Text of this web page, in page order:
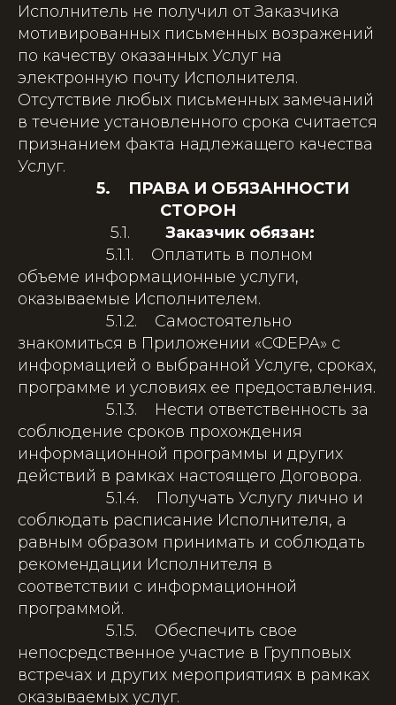
Исполнитель не получил от Заказчика
мотивированных письменных возражений
по качеству оказанных Услуг на
электронную почту Исполнителя.
Отсутствие любых письменных замечаний
в течение установленного срока считается
признанием факта надлежащего качества
Услуг.
5. ПРАВА И ОБЯЗАННОСТИ
СТОРОН
5.1. Заказчик обязан:
5.1.1. Оплатить в полном
объеме информационные услуги,
оказываемые Исполнителем.
5.1.2. Самостоятельно
знакомиться в Приложении «СФЕРА» с
информацией о выбранной Услуге, сроках,
программе и условиях ее предоставления.
5.1.3. Нести ответственность за
соблюдение сроков прохождения
информационной программы и других
действий в рамках настоящего Договора.
5.1.4. Получать Услугу лично и
соблюдать расписание Исполнителя, а
равным образом принимать и соблюдать
рекомендации Исполнителя в
соответствии с информационной
программой.
5.1.5. Обеспечить свое
непосредственное участие в Групповых
встречах и других мероприятиях в рамках
оказываемых услуг.